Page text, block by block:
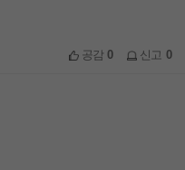
공감0 신고 0